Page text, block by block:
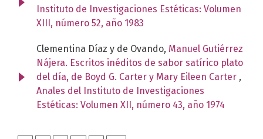
Instituto de Investigaciones Estéticas: Volumen
XIII, número 52, año 1983
Clementina Díaz y de Ovando, Manuel Gutiérrez
Nájera. Escritos inéditos de sabor satírico plato
del día, de Boyd G. Carter y Mary Eileen Carter ,
Anales del Instituto de Investigaciones
Estéticas: Volumen XII, número 43, año 1974